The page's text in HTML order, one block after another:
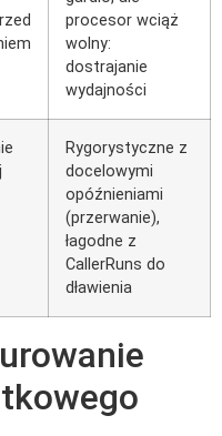
procesor wciąż
wolny:
dostrajanie
wydajności
Rygorystyczne z
docelowymi
opóźnieniami
(przerwanie),
łagodne z
CallerRuns do
dławienia